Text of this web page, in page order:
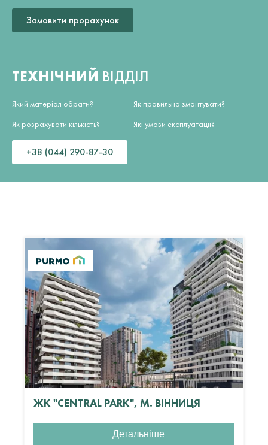
Замовити прорахунок
ТЕХНІЧНИЙ ВІДДІЛ
Який матеріал обрати?
Як розрахувати кількість?
Як правильно змонтувати?
Які умови експлуатації?
+38 (044) 290-87-30
ЖК "CENTRAL PARK", М. ВІННИЦЯ
Детальніше